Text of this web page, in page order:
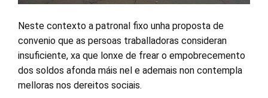
Neste contexto a patronal fixo unha proposta de
convenio que as persoas traballadoras consideran
insuficiente, xa que lonxe de frear o empobrecemento
dos soldos afonda máis nel e ademais non contempla
melloras nos dereitos sociais.